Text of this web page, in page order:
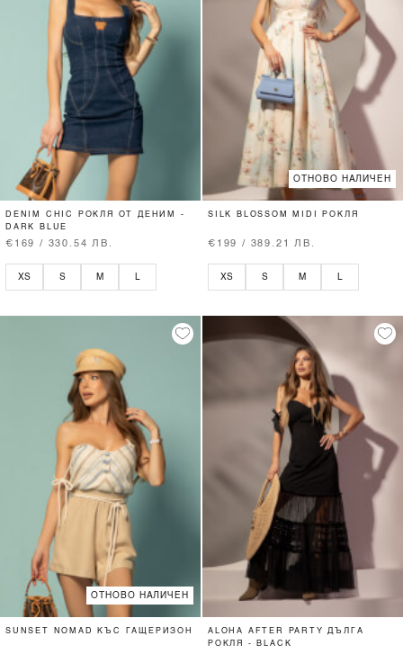
DENIM CHIC РОКЛЯ ОТ ДЕНИМ -
DARK BLUE
€169 / 330.54 ЛВ.
XS S M L
ОТНОВО НАЛИЧЕН
SILK BLOSSOM MIDI РОКЛЯ
€199 / 389.21 ЛВ.
XS S M L
ОТНОВО НАЛИЧЕН
SUNSET NOMAD КЪС ГАЩЕРИЗОН
ALOHA AFTER PARTY ДЪЛГА
РОКЛЯ - BLACK